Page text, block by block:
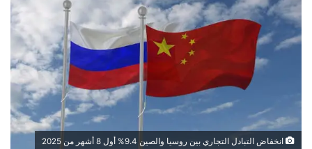
انخفاض التبادل التجاري بين روسيا والصين 9.4% أول 8 أشهر من 2025